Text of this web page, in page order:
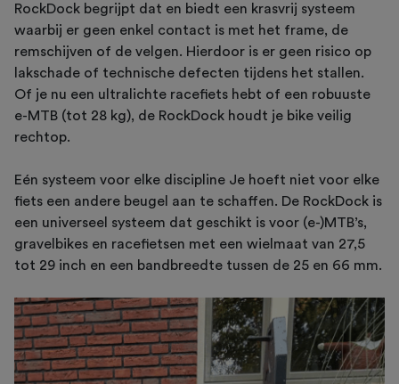
RockDock begrijpt dat en biedt een krasvrij systeem
waarbij er geen enkel contact is met het frame, de
remschijven of de velgen. Hierdoor is er geen risico op
lakschade of technische defecten tijdens het stallen.
Of je nu een ultralichte racefiets hebt of een robuuste
e-MTB (tot 28 kg), de RockDock houdt je bike veilig
rechtop.
Eén systeem voor elke discipline Je hoeft niet voor elke
fiets een andere beugel aan te schaffen. De RockDock is
een universeel systeem dat geschikt is voor (e-)MTB’s,
gravelbikes en racefietsen met een wielmaat van 27,5
tot 29 inch en een bandbreedte tussen de 25 en 66 mm.